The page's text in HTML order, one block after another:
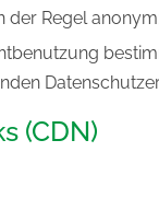
Regel
(CDN)